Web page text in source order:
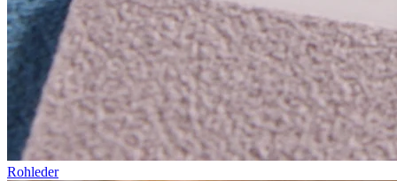
Rohleder